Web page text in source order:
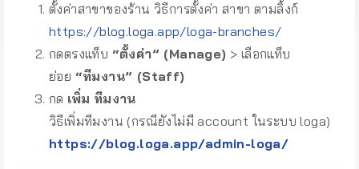
ตั้งค่าสาขาของร้าน วิธีการตั้งค่า สาขา ตามลิ้งก์
https://blog.loga.app/loga-branches/
กดตรงแท็บ “ตั้งค่า” (Manage) > เลือกแท็บ
ย่อย “ทีมงาน” (Staff)
กด เพิ่ม ทีมงาน
วิธีเพิ่มทีมงาน (กรณียังไม่มี account ในระบบ loga)
https://blog.loga.app/admin-loga/